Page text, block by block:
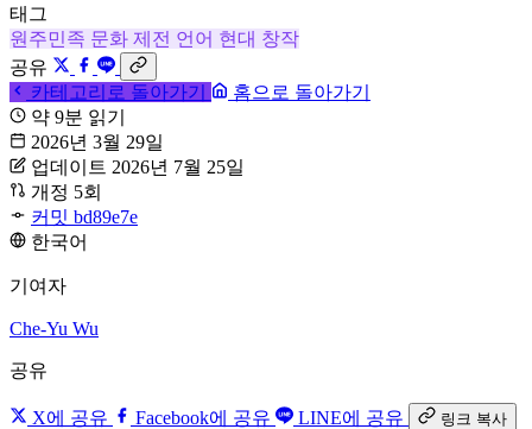
태그
원주민족 문화 제전 언어 현대 창작
공유
카테고리로 돌아가기
홈으로 돌아가기
약 9분 읽기
2026년 3월 29일
업데이트 2026년 7월 25일
개정 5회
커밋 bd89e7e
한국어
기여자
Che-Yu Wu
공유
X에 공유 Facebook에 공유 LINE에 공유 링크 복사